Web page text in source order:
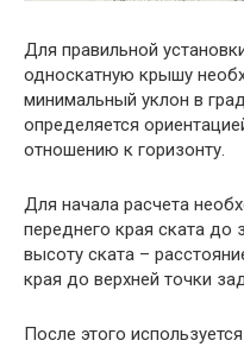
Для правильной
односкатную крышу
минимальный уклон в
определяется
отношению к горизонту.
Для начала расчета
переднего края ската до
высоту ската –
края до верхней точки
После этого